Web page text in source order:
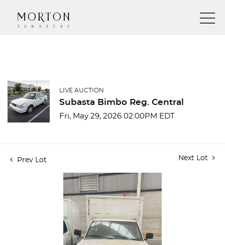
LIVE AUCTION
Subasta Bimbo Reg. Central
Fri, May 29, 2026 02:00PM EDT
Prev Lot Next Lot